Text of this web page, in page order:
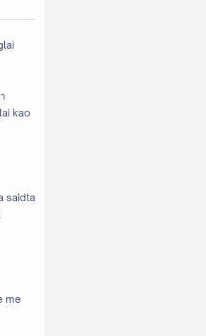
kao
saidta
me